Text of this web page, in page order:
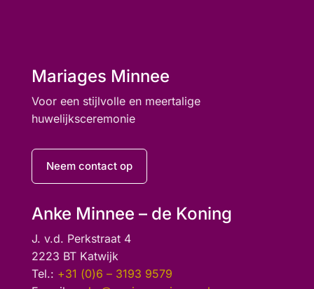
Mariages Minnee
Voor een stijlvolle en meertalige
huwelijksceremonie
Neem contact op
Anke Minnee – de Koning
J. v.d. Perkstraat 4
2223 BT Katwijk
Tel.: +31 (0)6 – 3193 9579